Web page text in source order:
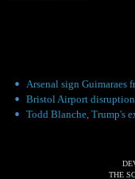
Arsenal sign Guimaraes
Bristol Airport disruption
Todd Blanche, Trump's
THE